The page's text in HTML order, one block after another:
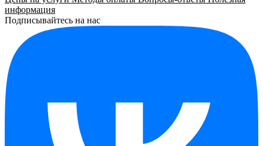
информация
Подписывайтесь на нас